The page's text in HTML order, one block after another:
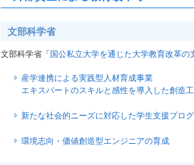
文部科学省
文部科学省「 国公私立大学を通じた大学教育改革の
産学連携による実践型人材育成事業
エキスパートのスキルと感性を導入した創造
新たな社会的ニーズに対応した学生支援プログ
環境志向・価値創造型エンジニアの育成